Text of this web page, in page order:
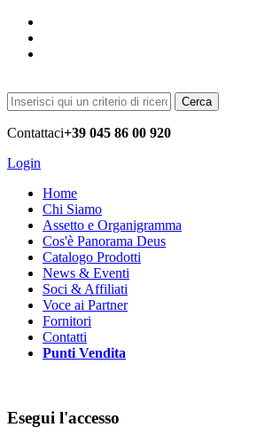
Cerca
Contattaci+39 045 86 00 920
Login
Home
Chi Siamo
Assetto e Organigramma
Cos'è Panorama Deus
Catalogo Prodotti
News & Eventi
Soci & Affiliati
Voce ai Partner
Fornitori
Contatti
Punti Vendita
Esegui l'accesso